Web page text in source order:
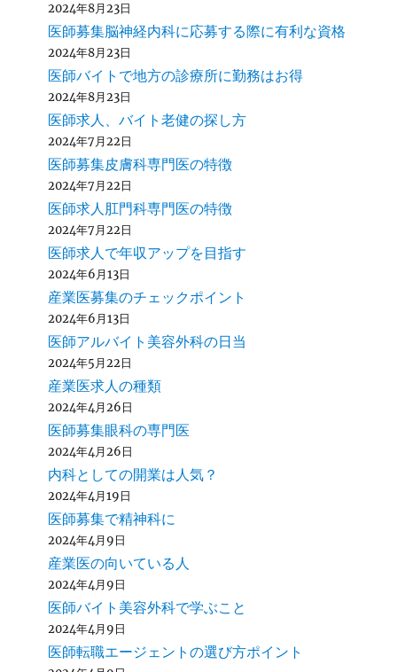
2024年8月23日
医師募集脳神経内科に応募する際に有利な資格
2024年8月23日
医師バイトで地方の診療所に勤務はお得
2024年8月23日
医師求人、バイト老健の探し方
2024年7月22日
医師募集皮膚科専門医の特徴
2024年7月22日
医師求人肛門科専門医の特徴
2024年7月22日
医師求人で年収アップを目指す
2024年6月13日
産業医募集のチェックポイント
2024年6月13日
医師アルバイト美容外科の日当
2024年5月22日
産業医求人の種類
2024年4月26日
医師募集眼科の専門医
2024年4月26日
内科としての開業は人気？
2024年4月19日
医師募集で精神科に
2024年4月9日
産業医の向いている人
2024年4月9日
医師バイト美容外科で学ぶこと
2024年4月9日
医師転職エージェントの選び方ポイント